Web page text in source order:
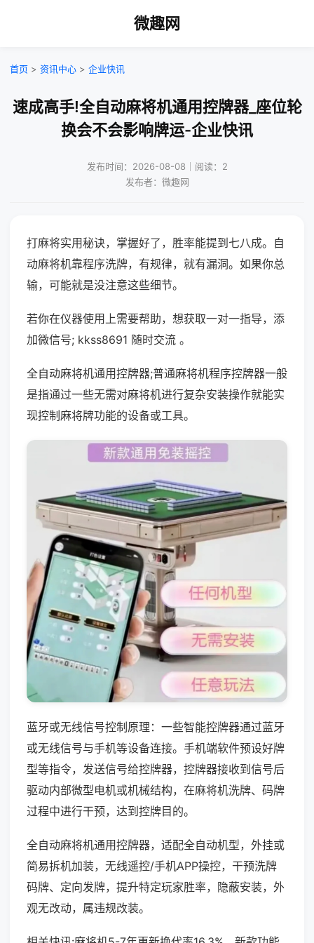
微趣网
首页 > 资讯中心 > 企业快讯
速成高手!全自动麻将机通用控牌器_座位轮
换会不会影响牌运-企业快讯
发布时间：2026-08-08｜阅读：2
发布者：微趣网
打麻将实用秘诀，掌握好了，胜率能提到七八成。自
动麻将机靠程序洗牌，有规律，就有漏洞。如果你总
输，可能就是没注意这些细节。
若你在仪器使用上需要帮助，想获取一对一指导，添
加微信号; kkss8691 随时交流 。
全自动麻将机通用控牌器;普通麻将机程序控牌器一般
是指通过一些无需对麻将机进行复杂安装操作就能实
现控制麻将牌功能的设备或工具。
蓝牙或无线信号控制原理：一些智能控牌器通过蓝牙
或无线信号与手机等设备连接。手机端软件预设好牌
型等指令，发送信号给控牌器，控牌器接收到信号后
驱动内部微型电机或机械结构，在麻将机洗牌、码牌
过程中进行干预，达到控牌目的。
全自动麻将机通用控牌器，适配全自动机型，外挂或
简易拆机加装，无线遥控/手机APP操控，干预洗牌
码牌、定向发牌，提升特定玩家胜率，隐蔽安装，外
观无改动，属违规改装。